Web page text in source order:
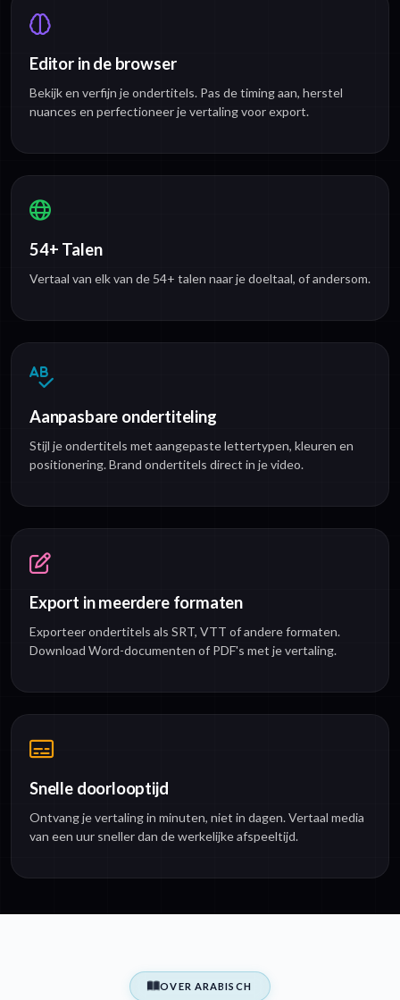
Editor in de browser
Bekijk en verfijn je ondertitels. Pas de timing aan, herstel
nuances en perfectioneer je vertaling voor export.
54+ Talen
Vertaal van elk van de 54+ talen naar je doeltaal, of andersom.
Aanpasbare ondertiteling
Stijl je ondertitels met aangepaste lettertypen, kleuren en
positionering. Brand ondertitels direct in je video.
Export in meerdere formaten
Exporteer ondertitels als SRT, VTT of andere formaten.
Download Word-documenten of PDF's met je vertaling.
Snelle doorlooptijd
Ontvang je vertaling in minuten, niet in dagen. Vertaal media
van een uur sneller dan de werkelijke afspeeltijd.
OVER ARABISCH